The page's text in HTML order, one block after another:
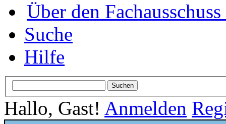
Über den
Suche
Hilfe
Hallo, Gast! Anmelden